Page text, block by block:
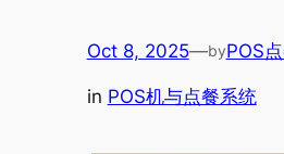
Oct 8, 2025—byPOS
in POS机与点餐系统